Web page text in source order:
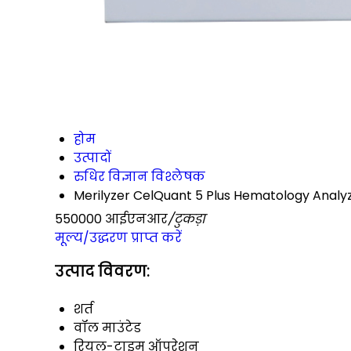
होम
उत्पादों
रुधिर विज्ञान विश्लेषक
Merilyzer CelQuant 5 Plus Hematology
550000 आईएनआर/टुकड़ा
मूल्य/उद्धरण प्राप्त करें
उत्पाद विवरण:
शर्त
वॉल माउंटेड
रियल-टाइम ऑपरेशन